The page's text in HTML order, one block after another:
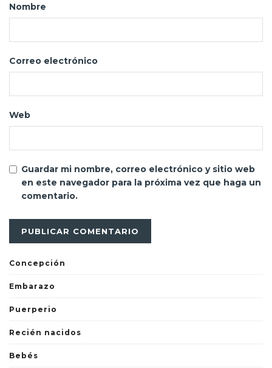
Nombre
Correo electrónico
Web
Guardar mi nombre, correo electrónico y sitio web
en este navegador para la próxima vez que haga un
comentario.
Concepción
Embarazo
Puerperio
Recién nacidos
Bebés